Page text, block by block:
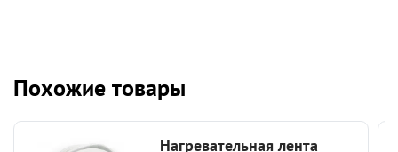
Похожие товары
Нагревательная лента